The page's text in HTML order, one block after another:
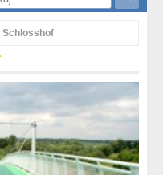
Schlosshof